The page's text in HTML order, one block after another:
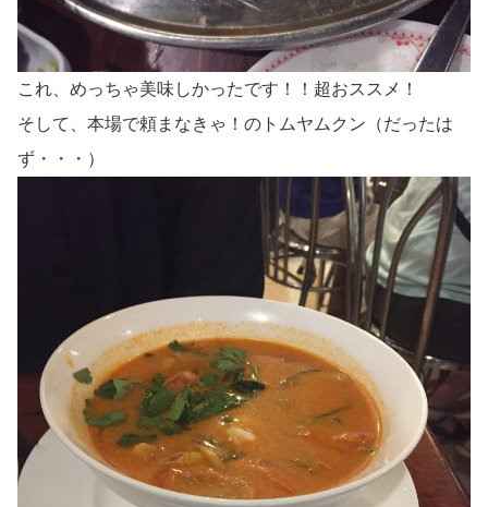
これ、めっちゃ美味しかったです！！超おススメ！
そして、本場で頼まなきゃ！のトムヤムクン（だったは
ず・・・）